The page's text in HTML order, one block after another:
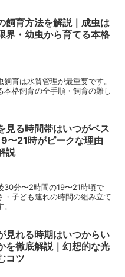
飼育方法を解説｜成虫は
界・幼虫から育てる本格
育は水質管理が最重要です。
格飼育の全手順・飼育の難し
見る時間帯はいつがベス
〜21時がピークな理由
説
30分〜2時間の19〜21時頃で
子ども連れの時間の組み立て
見れる時期はいつからい
を徹底解説｜幻想的な光
コツ